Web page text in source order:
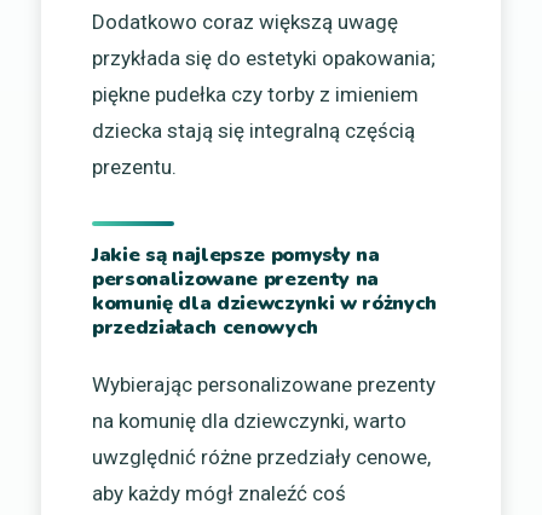
Dodatkowo coraz większą uwagę
przykłada się do estetyki opakowania;
piękne pudełka czy torby z imieniem
dziecka stają się integralną częścią
prezentu.
Jakie są najlepsze pomysły na
personalizowane prezenty na
komunię dla dziewczynki w różnych
przedziałach cenowych
Wybierając personalizowane prezenty
na komunię dla dziewczynki, warto
uwzględnić różne przedziały cenowe,
aby każdy mógł znaleźć coś